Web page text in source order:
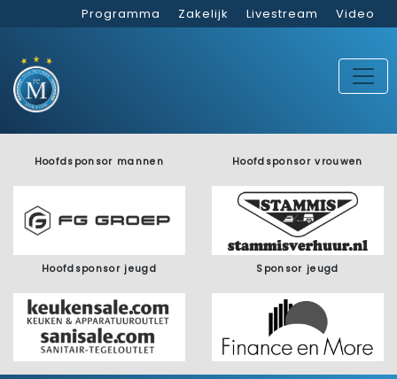
Programma Zakelijk Livestream Video
Hoofdsponsor mannen Hoofdsponsor vrouwen
Hoofdsponsor jeugd Sponsor jeugd